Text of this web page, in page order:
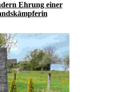
Ehrung einer